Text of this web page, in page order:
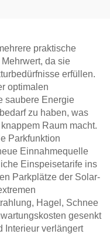
praktische
da sie
erfüllen.
optimalen
saubere Energie
zu haben, was
Raum macht.
Parkfunktion
Einnahmequelle
Einspeisetarife ins
Parkplätze der Solar-
Hagel, Schnee
gesenkt
Interieur verlängert